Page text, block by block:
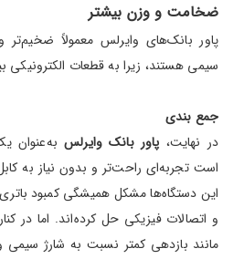
ضخامت و وزن بیشتر
پاور بانک‌های وایرلس معمولاً ضخیم‌تر
سیمی هستند، زیرا به قطعات الکترونیکی
جمع بندی
در نهایت، پاور بانک وایرلسبه‌عنوان
است تجربه‌ای راحت‌تر و بدون نیاز به کابل
این دستگاه‌ها مشکل همیشگی کمبود
و اتصالات فیزیکی حل کرده‌اند. اما در
مانند بازدهی کمتر نسبت به شارژ سیمی